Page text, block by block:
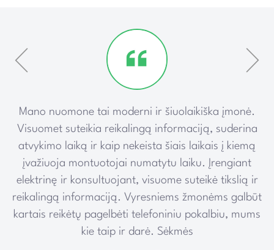
Mano nuomone tai moderni ir šiuolaikiška įmonė.
Visuomet suteikia reikalingą informaciją, suderina
atvykimo laiką ir kaip nekeista šiais laikais į kiemą
įvažiuoja montuotojai numatytu laiku. Įrengiant
elektrinę ir konsultuojant, visuome suteikė tikslią ir
reikalingą informaciją. Vyresniems žmonėms galbūt
kartais reikėtų pagelbėti telefoniniu pokalbiu, mums
kie taip ir darė. Sėkmės